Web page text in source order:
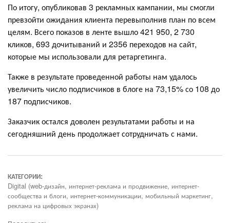
По итогу, опубликовав 3 рекламных кампании, мы смогли
превзойти ожидания клиента перевыполнив план по всем
целям. Всего показов в ленте вышло 421 950, 2 730
кликов, 693 дочитываний и 2356 переходов на сайт,
которые мы использовали для ретаргетинга.
Также в результате проведенной работы нам удалось
увеличить число подписчиков в блоге на 73,15% со 108 до
187 подписчиков.
Заказчик остался доволен результатами работы и на
сегодняшний день продолжает сотрудничать с нами.
КАТЕГОРИИ:
Digital (web-дизайн, интернет-реклама и продвижение, интернет-
сообщества и блоги, интернет-коммуникации, мобильный маркетинг,
реклама на цифровых экранах)